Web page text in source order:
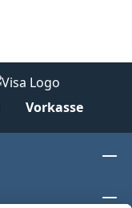
Vorkasse